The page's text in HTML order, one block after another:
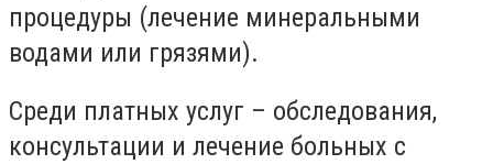
процедуры (лечение минеральными
водами или грязями).
Среди платных услуг – обследования,
консультации и лечение больных с